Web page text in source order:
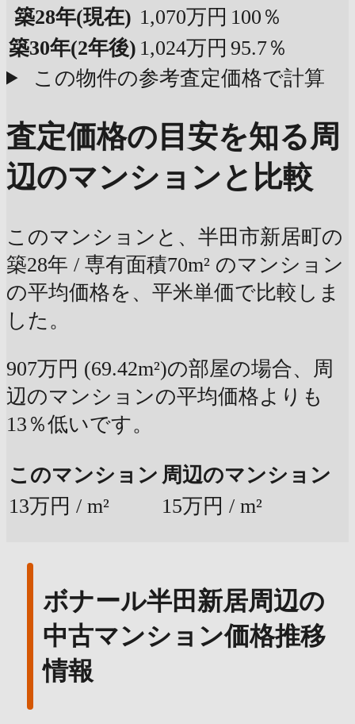
築28年(現在) 1,070万円 100％
築30年(2年後) 1,024万円 95.7％
この物件の参考査定価格で計算
査定価格の目安を知る周
辺のマンションと比較
このマンションと、半田市新居町の
築28年 / 専有面積70m² のマンション
の平均価格を、平米単価で比較しま
した。
907万円 (69.42m²)の部屋の場合、周
辺のマンションの平均価格よりも
13％低いです。
このマンション 周辺のマンション
13万円 / m²
15万円 / m²
ボナール半田新居周辺の
中古マンション価格推移
情報